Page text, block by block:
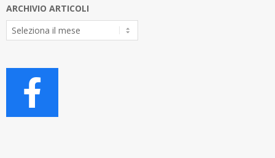
ARCHIVIO ARTICOLI
Archivio
Articoli